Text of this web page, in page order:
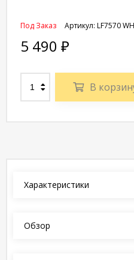
Артикул: LF7570
Под Заказ
5 490 ₽
В
Характеристики
Обзор